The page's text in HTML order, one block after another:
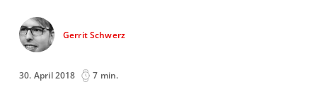
Gerrit Schwerz
30. April 2018 7 min.